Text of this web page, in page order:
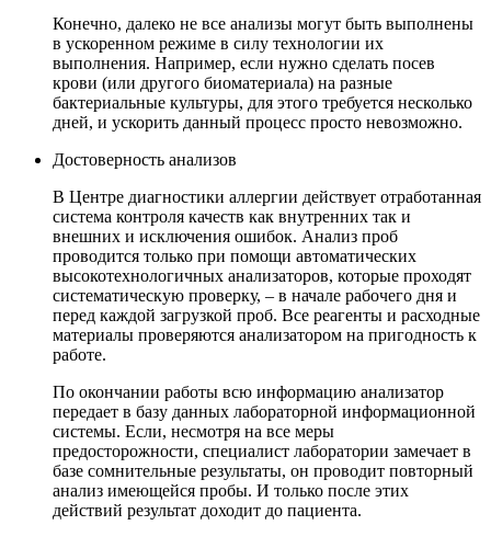
Конечно, далеко не все анализы могут быть выполнены
в ускоренном режиме в силу технологии их
выполнения. Например, если нужно сделать посев
крови (или другого биоматериала) на разные
бактериальные культуры, для этого требуется несколько
дней, и ускорить данный процесс просто невозможно.
Достоверность анализов
В Центре диагностики аллергии действует отработанная
система контроля качеств как внутренних так и
внешних и исключения ошибок. Анализ проб
проводится только при помощи автоматических
высокотехнологичных анализаторов, которые проходят
систематическую проверку, – в начале рабочего дня и
перед каждой загрузкой проб. Все реагенты и расходные
материалы проверяются анализатором на пригодность к
работе.
По окончании работы всю информацию анализатор
передает в базу данных лабораторной информационной
системы. Если, несмотря на все меры
предосторожности, специалист лаборатории замечает в
базе сомнительные результаты, он проводит повторный
анализ имеющейся пробы. И только после этих
действий результат доходит до пациента.